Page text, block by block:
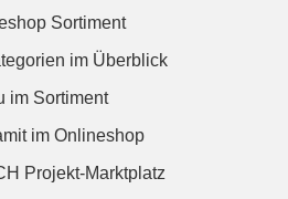
Sortiment
im Überblick
im Sortiment
im Onlineshop
Projekt-Marktplatz